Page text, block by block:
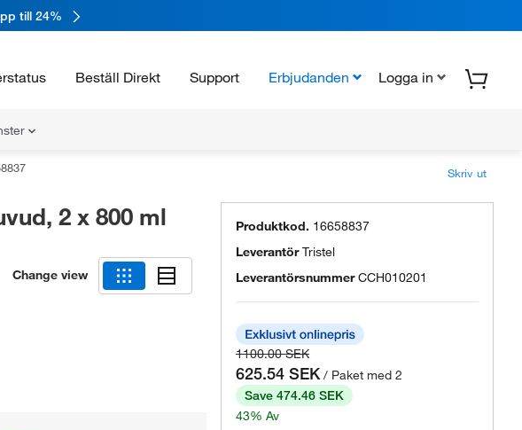
till 24%
Beställ Direkt Support Erbjudanden Logga in
Skriv ut
2 x 800 ml
Change view
Produktkod. 16658837
LeverantörTristel
Leverantörsnummer CCH010201
1100.00 SEK
625.54 SEK / Paket med 2
Save 474.46 SEK
43% Av